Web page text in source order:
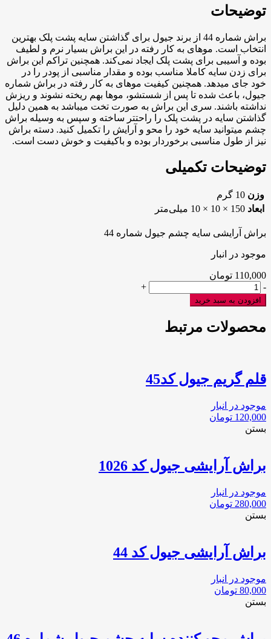
44
عدد
توضیحات
براش شماره 44 از برند جیول برای گذاشتن سایه پشت پلک بهترین
انتخاب است. موهای به کار رفته در این براش بسیار نرم و لطیف
بوده و آسیبی برای پشت پلک ایجاد نمی‌کند. همچنین تراکم این براش
برای زدن سایه کاملا مناسب بوده و مقدار مناسبی از پودر را در
خود جای می‎دهد. همچنین کیفیت موهای به کار رفته در براش شماره
جیول، باعث شده تا پس از شستشو، موها بهم ریخته نشوند و ریزش
نداشته باشند. سری این براش به صورت تخت می‎باشد به همین دلیل
گذاشتن سایه در پشت پلک را راحت‎تر ساخته و سپس به وسیله براش
چشم می‎توانید سایه خود را محو و آرایش را تکمیل کنید. دسته براش
نیز از طول مناسبی برخوردار بوده و باکیفیت و خوش دست است.
توضیحات تکمیلی
وزن 10 گرم
ابعاد 150 × 10 × 10 میلی‌متر
براش آرایشی سایه چشم جیول شماره 44
موجود در انبار
110,000 تومان
براش
آرایشی
سایه
جیول
-
+
افزودن به سبد خرید
محصولات مرتبط
قلم گریم جیول کد45
موجود در انبار
120,000 تومان
بستن
براش آرایشی جیول کد 1026
موجود در انبار
280,000 تومان
بستن
براش آرایشی جیول کد 44
موجود در انبار
80,000 تومان
بستن